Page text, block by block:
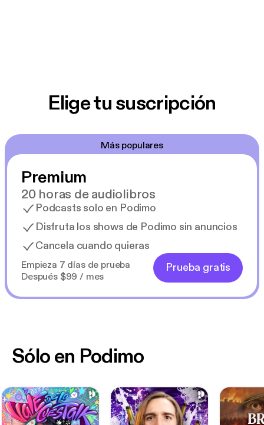
Elige tu suscripción
Más populares
Premium
20 horas de audiolibros
Podcasts solo en Podimo
Disfruta los shows de Podimo sin anuncios
Cancela cuando quieras
Empieza 7 días de prueba
Después $99 / mes
Prueba gratis
Sólo en Podimo